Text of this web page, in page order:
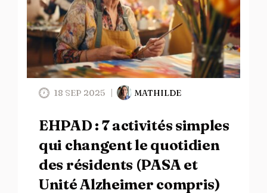
18 SEP 2025 MATHILDE
EHPAD : 7 activités simples
qui changent le quotidien
des résidents (PASA et
Unité Alzheimer compris)